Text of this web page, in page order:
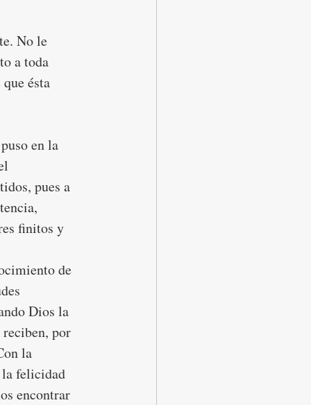
No le
a toda
ésta
en la
pues a
finitos y
de
Dios la
por
la
la felicidad
encontrar